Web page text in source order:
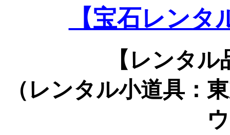
【宝石レン
【レンタ
（レンタル小道具：